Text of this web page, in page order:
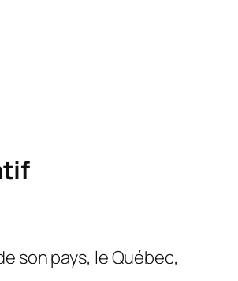
son pays, le Québec,